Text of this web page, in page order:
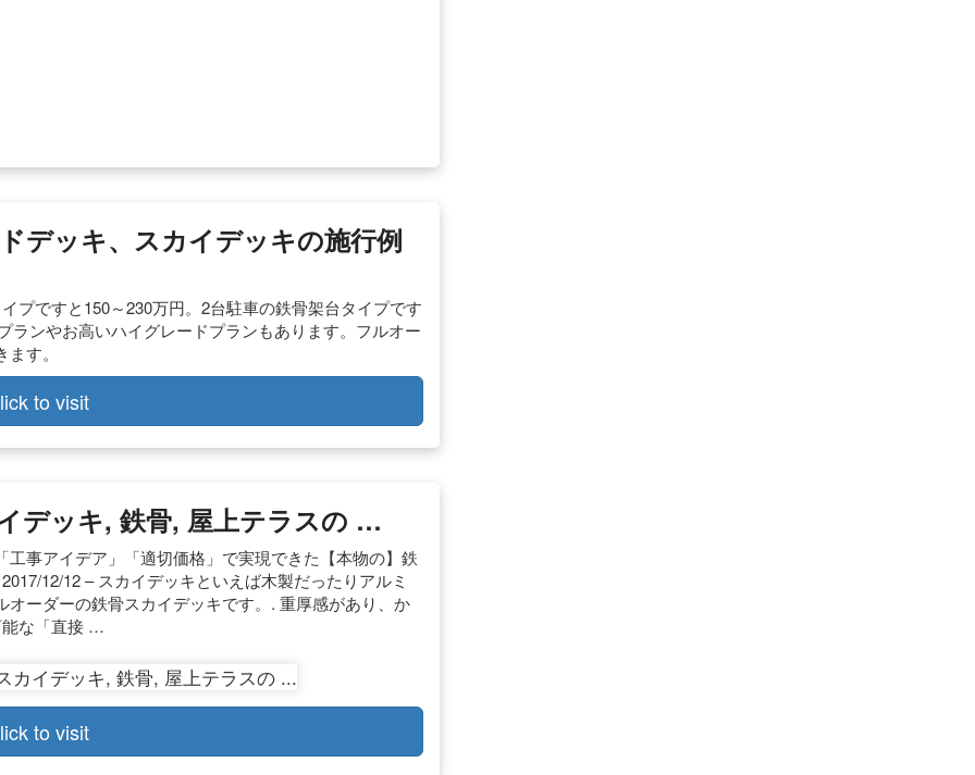
デッキ、スカイデッキの施行例
プですと150～230万円。2台駐車の鉄骨架台タイプです
ランやお高いハイグレードプランもあります。フルオー
す。
to visit
デッキ, 鉄骨, 屋上テラスの …
事アイデア」「適切価格」で実現できた【本物の】鉄
12/12 – スカイデッキといえば木製だったりアルミ
ーダーの鉄骨スカイデッキです。. 重厚感があり、か
能な「直接 …
to visit